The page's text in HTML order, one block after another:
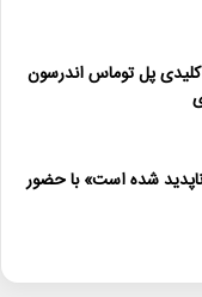
پل توماس اندرسون
شده است» با حضور